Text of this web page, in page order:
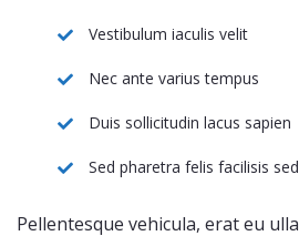
Vestibulum iaculis velit
Nec ante varius tempus
Duis sollicitudin lacus sapien
Sed pharetra felis facilisis sed
Pellentesque vehicula, erat eu